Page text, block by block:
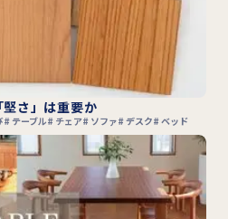
さ」は重要か
テーブル チェア ソファ デスク ベッド